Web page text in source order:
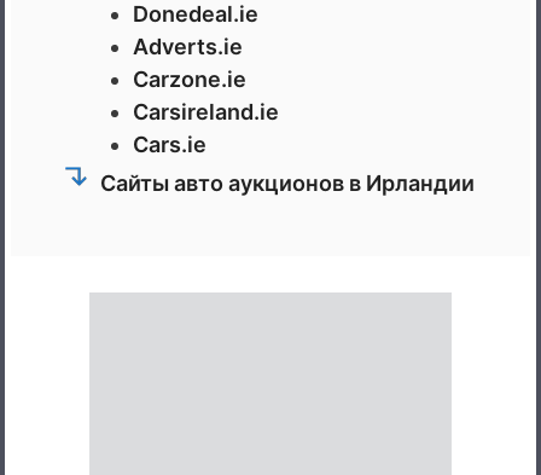
Donedeal.ie
Adverts.ie
Carzone.ie
Carsireland.ie
Cars.ie
Сайты авто аукционов в Ирландии